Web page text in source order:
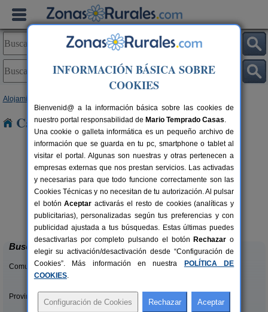
Alojamientos
Casas Rurales cerca de Cenlle
7+1 pers.
desde24 €
Casa Baralló
Lobios (Ourense)
Buscar
Comunidades:
Provincias/Islas:
INFORMACIÓN BÁSICA SOBRE
COOKIES
Bienvenid@ a la información básica sobre las cookies de
nuestro portal responsabilidad de Mario Temprado Casas.
Una cookie o galleta informática es un pequeño archivo de
información que se guarda en tu pc, smartphone o tablet al
visitar el portal. Algunas son nuestras y otras pertenecen a
empresas externas que nos prestan servicios. Las activadas
y necesarias para que todo funcione correctamente son las
Cookies Técnicas y no necesitan de tu autorización. Al pulsar
el botónAceptar activarás el resto de cookies (analíticas y
publicitarias), personalizadas según tus preferencias y con
publicidad ajustada a tus búsquedas. Estas últimas puedes
desactivarlas por completo pulsando el botón Rechazar o
elegir su activación/desactivación desde “Configuración de
Cookies”. Más información en nuestra
POLÍTICA DE
COOKIES.